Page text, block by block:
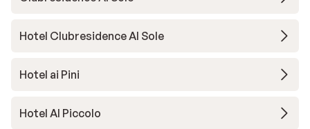
Hotel Clubresidence Al Sole
Hotel ai Pini
Hotel Al Piccolo